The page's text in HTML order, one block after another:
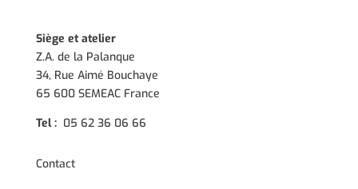
Siège et atelier
Z.A. de la Palanque
34, Rue Aimé Bouchaye
65 600 SEMEAC France
Tel : 05 62 36 06 66
Contact